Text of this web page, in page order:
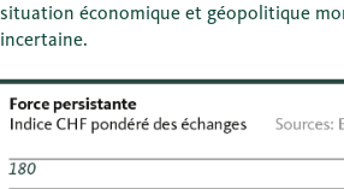
situation économique et géopolitique
incertaine.